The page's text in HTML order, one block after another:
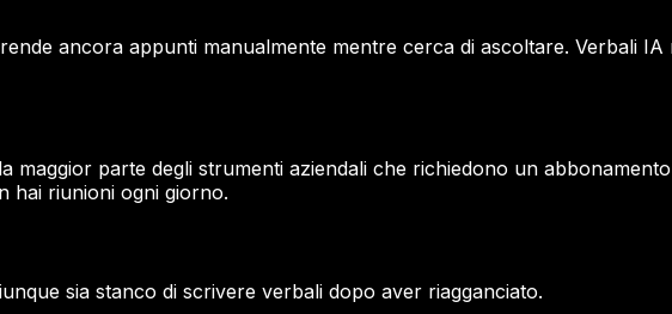
ancora appunti manualmente mentre cerca di ascoltare. Verbali
maggior parte degli strumenti aziendali che richiedono un
hai riunioni ogni giorno.
sia stanco di scrivere verbali dopo aver riagganciato.